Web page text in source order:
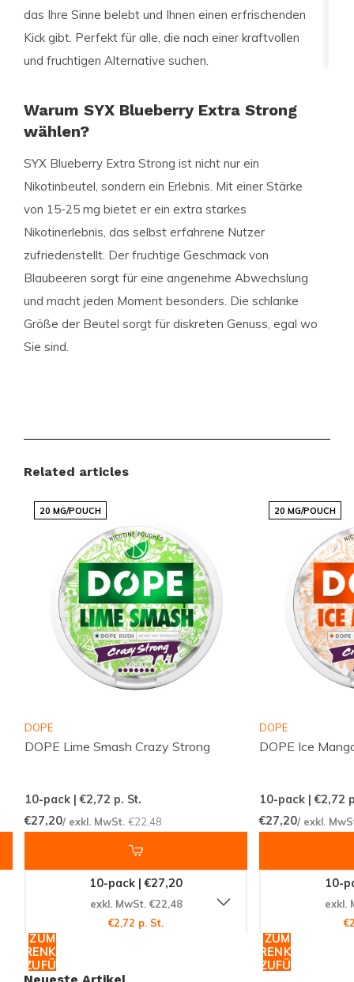
das Ihre Sinne belebt und Ihnen einen erfrischenden
Kick gibt. Perfekt für alle, die nach einer kraftvollen
und fruchtigen Alternative suchen.
Warum SYX Blueberry Extra Strong
wählen?
SYX Blueberry Extra Strong ist nicht nur ein
Nikotinbeutel, sondern ein Erlebnis. Mit einer Stärke
von 15-25 mg bietet er ein extra starkes
Nikotinerlebnis, das selbst erfahrene Nutzer
zufriedenstellt. Der fruchtige Geschmack von
Blaubeeren sorgt für eine angenehme Abwechslung
und macht jeden Moment besonders. Die schlanke
Größe der Beutel sorgt für diskreten Genuss, egal wo
Sie sind.
Stärke:EXTRA STARK 15-25 MG
Größe:SCHLANK
Einzigartige Verkaufsargumente
SYXNikotinbeutel sind bekannt für ihre hohe
Qualität und ihre innovativen Geschmacksrichtungen.
Sie bieten eine hervorragende Alternative zu
herkömmlichen Tabakprodukten und sind ideal für alle,
die eine diskrete und dennoch starke Nikotindosis
und starker Wirkung macht diesen Nikotinbeutel zu
Jetzt kaufen und den Unterschied
Verpassen Sie nicht die Gelegenheit,
Extra Strongzu probieren. Mit seiner einzigartigen
Mischung aus Stärke und Geschmack ist er ein
unverzichtbarer Begleiter für alle, die das Besondere
Related articles
20 MG/POUCH
DOPE
DOPE Lime Smash Crazy Strong
10-pack | €2,72 p. St.
€27,20/ exkl. MwSt.€22,48
10-pack | €27,20
exkl. MwSt. €22,48
€2,72 p. St.
ZUM
WARENKORB
HINZUFÜGEN
20 MG/POUCH
DOPE
DOPE Ice
10-pack | €2,72
€27,20/ exkl.
10-
exkl.
ZUM
WARENKORB
HINZUFÜGEN